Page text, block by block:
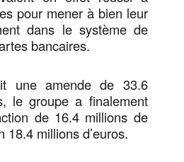
pour mener à bien leur
dans le système de
bancaires.
une amende de 33.6
le groupe a finalement
de 16.4 millions de
18.4 millions d’euros.